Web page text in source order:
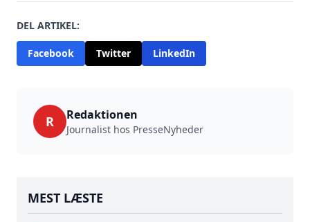
DEL ARTIKEL:
Facebook Twitter LinkedIn
R Redaktionen
Journalist hos PresseNyheder
MEST LÆSTE